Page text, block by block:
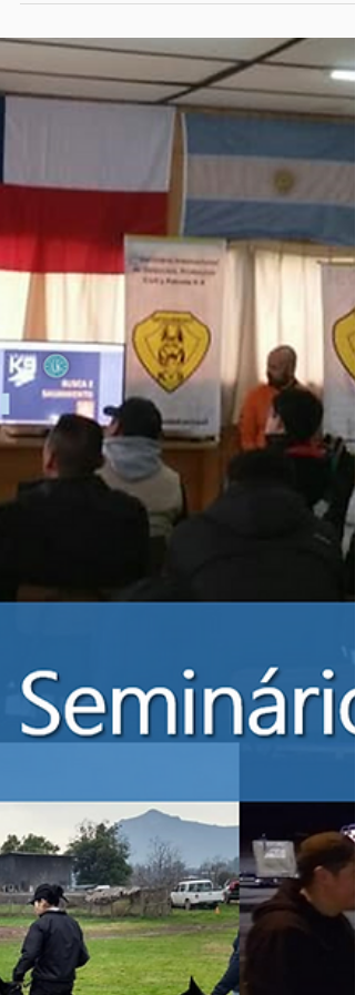
treinamento para iniciantes esportistas
incentivarem seus cães a farejar e achar objetos